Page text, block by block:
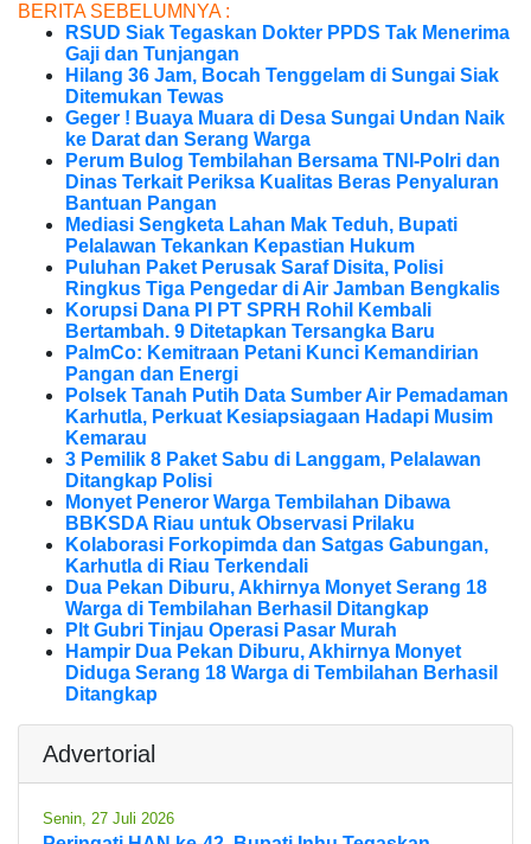
BERITA SEBELUMNYA :
RSUD Siak Tegaskan Dokter PPDS Tak Menerima
Gaji dan Tunjangan
Hilang 36 Jam, Bocah Tenggelam di Sungai Siak
Ditemukan Tewas
Geger ! Buaya Muara di Desa Sungai Undan Naik
ke Darat dan Serang Warga
Perum Bulog Tembilahan Bersama TNI-Polri dan
Dinas Terkait Periksa Kualitas Beras Penyaluran
Bantuan Pangan
Mediasi Sengketa Lahan Mak Teduh, Bupati
Pelalawan Tekankan Kepastian Hukum
Puluhan Paket Perusak Saraf Disita, Polisi
Ringkus Tiga Pengedar di Air Jamban Bengkalis
Korupsi Dana PI PT SPRH Rohil Kembali
Bertambah. 9 Ditetapkan Tersangka Baru
PalmCo: Kemitraan Petani Kunci Kemandirian
Pangan dan Energi
Polsek Tanah Putih Data Sumber Air Pemadaman
Karhutla, Perkuat Kesiapsiagaan Hadapi Musim
Kemarau
3 Pemilik 8 Paket Sabu di Langgam, Pelalawan
Ditangkap Polisi
Monyet Peneror Warga Tembilahan Dibawa
BBKSDA Riau untuk Observasi Prilaku
Kolaborasi Forkopimda dan Satgas Gabungan,
Karhutla di Riau Terkendali
Dua Pekan Diburu, Akhirnya Monyet Serang 18
Warga di Tembilahan Berhasil Ditangkap
Plt Gubri Tinjau Operasi Pasar Murah
Hampir Dua Pekan Diburu, Akhirnya Monyet
Diduga Serang 18 Warga di Tembilahan Berhasil
Ditangkap
Advertorial
Senin, 27 Juli 2026